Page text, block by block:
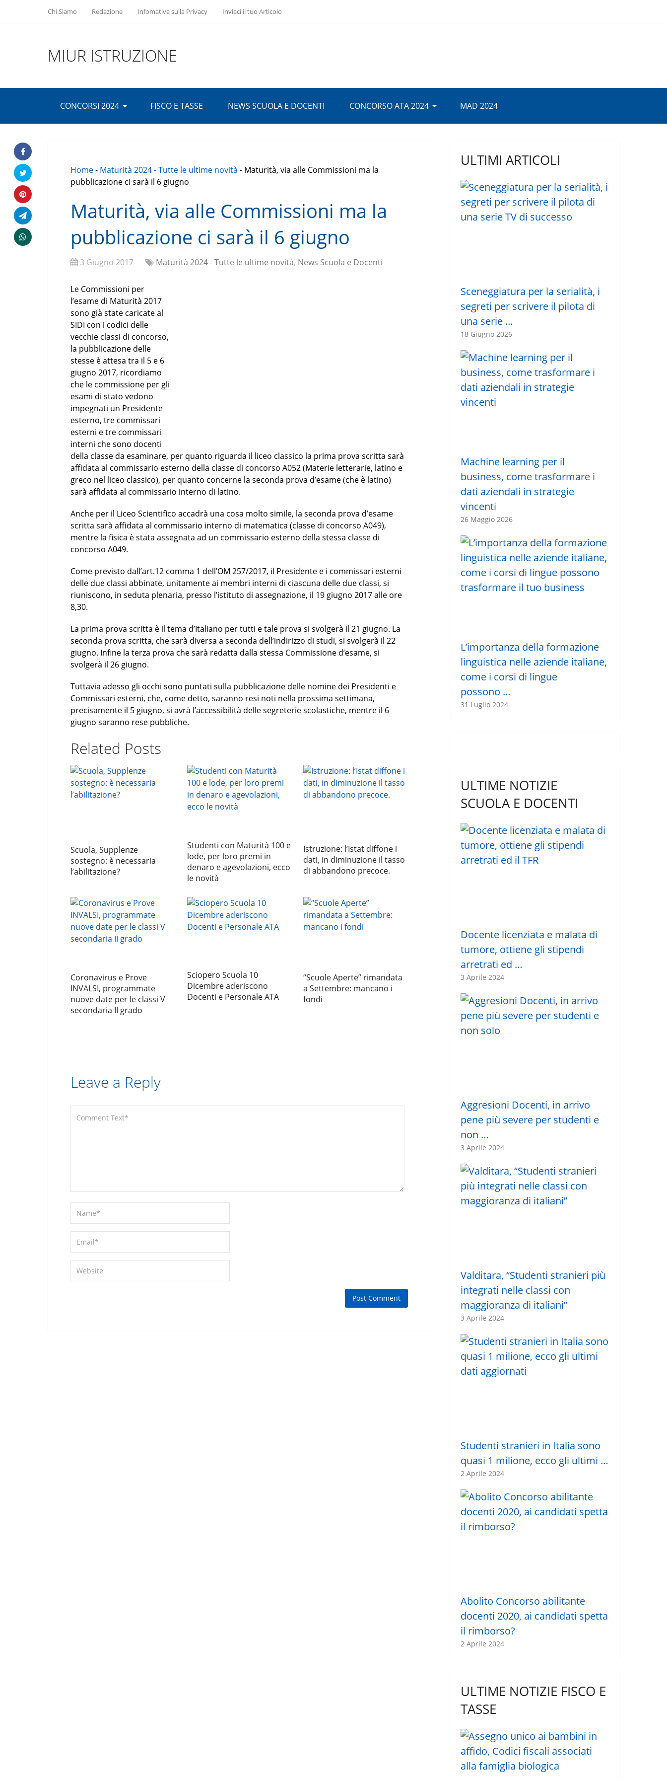
Chi Siamo Redazione Infomativa sulla Privacy Inviaci il tuo Articolo
MIUR ISTRUZIONE
CONCORSI 2024 FISCO E TASSE NEWS SCUOLA E DOCENTI CONCORSO ATA 2024 MAD 2024
Home- Maturità 2024 - Tutte le ultime novità - Maturità, via alle Commissioni ma la
pubblicazione ci sarà il 6 giugno
Maturità, via alle Commissioni ma la
pubblicazione ci sarà il 6 giugno
3 Giugno 2017 Maturità 2024 - Tutte le ultime novità, News Scuola e Docenti
Le Commissioni per
l’esame di Maturità 2017
sono già state caricate al
SIDI con i codici delle
vecchie classi di concorso,
la pubblicazione delle
stesse è attesa tra il 5 e 6
giugno 2017, ricordiamo
che le commissione per gli
esami di stato vedono
impegnati un Presidente
esterno, tre commissari
esterni e tre commissari
interni che sono docenti
della classe da esaminare, per quanto riguarda il liceo classico la prima prova scritta sarà
affidata al commissario esterno della classe di concorso A052 (Materie letterarie, latino e
greco nel liceo classico), per quanto concerne la seconda prova d’esame (che è latino)
sarà affidata al commissario interno di latino.
Anche per il Liceo Scientifico accadrà una cosa molto simile, la seconda prova d’esame
scritta sarà affidata al commissario interno di matematica (classe di concorso A049),
mentre la fisica è stata assegnata ad un commissario esterno della stessa classe di
concorso A049.
Come previsto dall’art.12 comma 1 dell’OM 257/2017, il Presidente e i commissari esterni
delle due classi abbinate, unitamente ai membri interni di ciascuna delle due classi, si
riuniscono, in seduta plenaria, presso l’istituto di assegnazione, il 19 giugno 2017 alle ore
8,30.
La prima prova scritta è il tema d’Italiano per tutti e tale prova si svolgerà il 21 giugno. La
seconda prova scritta, che sarà diversa a seconda dell’indirizzo di studi, si svolgerà il 22
giugno. Infine la terza prova che sarà redatta dalla stessa Commissione d’esame, si
svolgerà il 26 giugno.
Tuttavia adesso gli occhi sono puntati sulla pubblicazione delle nomine dei Presidenti e
Commissari esterni, che, come detto, saranno resi noti nella prossima settimana,
precisamente il 5 giugno, si avrà l’accessibilità delle segreterie scolastiche, mentre il 6
giugno saranno rese pubbliche.
Related Posts
Scuola, Supplenze
sostegno: è necessaria
l’abilitazione?
Studenti con Maturità 100 e
lode, per loro premi in
denaro e agevolazioni, ecco
le novità
Istruzione: l’Istat diffone i
dati, in diminuzione il tasso
di abbandono precoce.
Coronavirus e Prove
INVALSI, programmate
nuove date per le classi V
secondaria II grado
Sciopero Scuola 10
Dicembre aderiscono
Docenti e Personale ATA
“Scuole Aperte” rimandata
a Settembre: mancano i
fondi
Leave a Reply
ULTIMI ARTICOLI
Sceneggiatura per la serialità, i
segreti per scrivere il pilota di
una serie …
18 Giugno 2026
Machine learning per il
business, come trasformare i
dati aziendali in strategie
vincenti
26 Maggio 2026
L’importanza della formazione
linguistica nelle aziende italiane,
come i corsi di lingue
possono …
31 Luglio 2024
ULTIME NOTIZIE
SCUOLA E DOCENTI
Docente licenziata e malata di
tumore, ottiene gli stipendi
arretrati ed …
3 Aprile 2024
Aggresioni Docenti, in arrivo
pene più severe per studenti e
non …
3 Aprile 2024
Valditara, “Studenti stranieri più
integrati nelle classi con
maggioranza di italiani”
3 Aprile 2024
Studenti stranieri in Italia sono
quasi 1 milione, ecco gli ultimi …
2 Aprile 2024
Abolito Concorso abilitante
docenti 2020, ai candidati spetta
il rimborso?
2 Aprile 2024
ULTIME NOTIZIE FISCO E
TASSE